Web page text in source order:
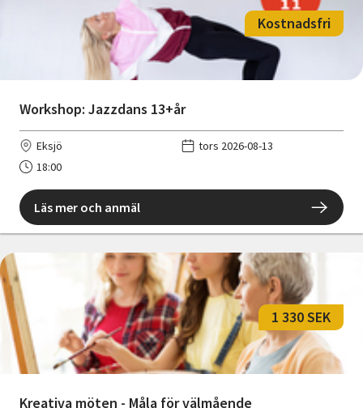
Workshop: Jazzdans 13+år
Kostnadsfri
Eksjö
tors 2026-08-13
18:00
Läs mer och anmäl
Kreativa möten - Måla för välmående
1 330 SEK